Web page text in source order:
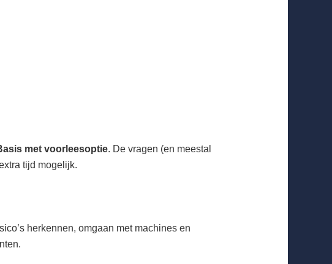
met voorleesoptie. De vragen (en meestal
tijd mogelijk.
herkennen, omgaan met machines en